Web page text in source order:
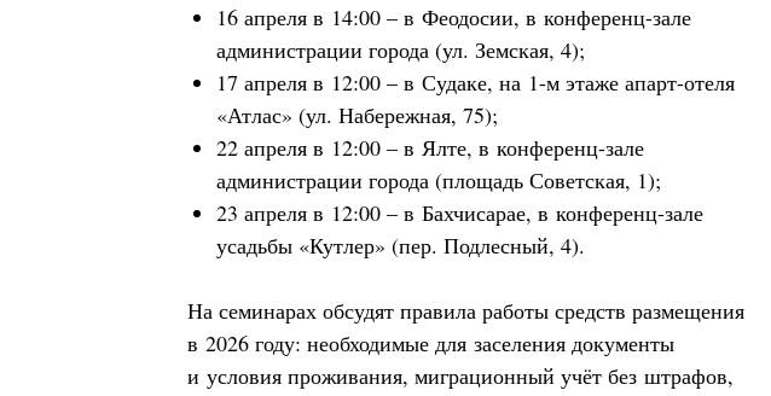
16 апреля в 14:00 – в Феодосии, в конференц-зале
администрации города (ул. Земская, 4);
17 апреля в 12:00 – в Судаке, на 1-м этаже апарт-отеля
«Атлас» (ул. Набережная, 75);
22 апреля в 12:00 – в Ялте, в конференц-зале
администрации города (площадь Советская, 1);
23 апреля в 12:00 – в Бахчисарае, в конференц-зале
усадьбы «Кутлер» (пер. Подлесный, 4).
На семинарах обсудят правила работы средств размещения
в 2026 году: необходимые для заселения документы
и условия проживания, миграционный учёт без штрафов,